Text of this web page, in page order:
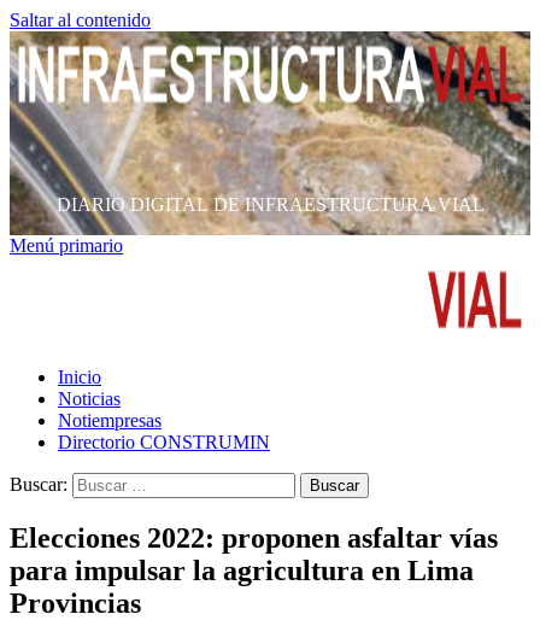
Saltar al contenido
DIARIO DIGITAL DE INFRAESTRUCTURA VIAL
Menú primario
Inicio
Noticias
Notiempresas
Directorio CONSTRUMIN
Buscar:
Elecciones 2022: proponen asfaltar vías
para impulsar la agricultura en Lima
Provincias